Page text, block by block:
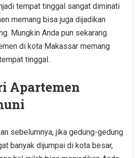
tempat tinggal sangat diminati
memang bisa juga dijadikan
Mungkin Anda pun sekarang
di kota Makassar memang
tinggal.
Apartemen
sebelumnya, jika gedung-gedung
banyak dijumpai di kota besar,